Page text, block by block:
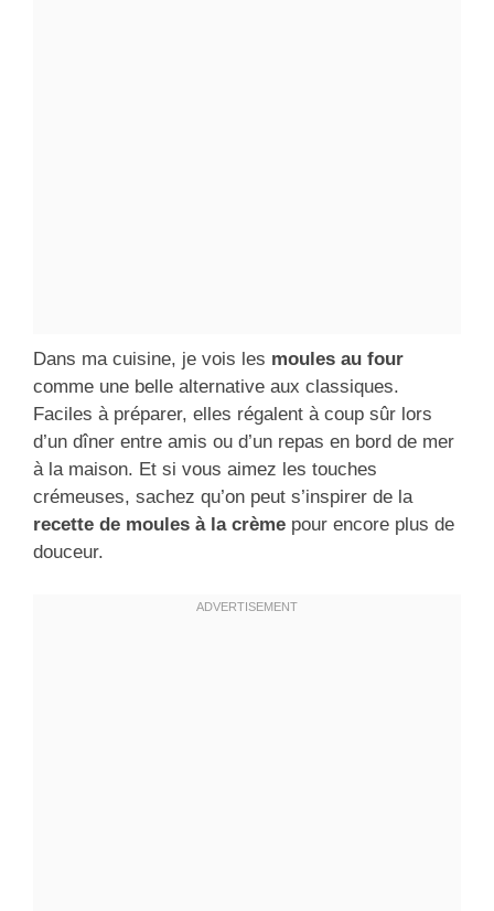
Dans ma cuisine, je vois les moules au four
comme une belle alternative aux classiques.
Faciles à préparer, elles régalent à coup sûr lors
d’un dîner entre amis ou d’un repas en bord de mer
à la maison. Et si vous aimez les touches
crémeuses, sachez qu’on peut s’inspirer de la
recette de moules à la crème pour encore plus de
douceur.